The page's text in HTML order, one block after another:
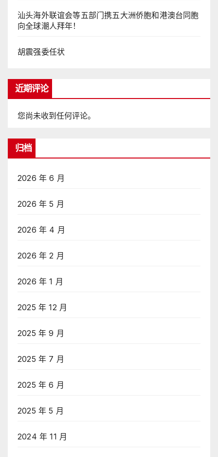
汕头海外联谊会等五部门携五大洲侨胞和港澳台同胞
向全球潮人拜年！
胡震强委任状
近期评论
您尚未收到任何评论。
归档
2026 年 6 月
2026 年 5 月
2026 年 4 月
2026 年 2 月
2026 年 1 月
2025 年 12 月
2025 年 9 月
2025 年 7 月
2025 年 6 月
2025 年 5 月
2024 年 11 月